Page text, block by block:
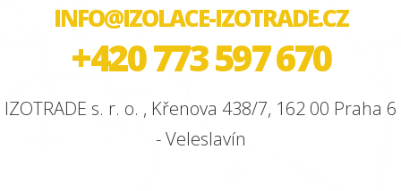
INFO@IZOLACE-IZOTRADE.CZ
+420 773 597 670
IZOTRADE s. r. o. , Křenova 438/7, 162 00 Praha 6
- Veleslavín